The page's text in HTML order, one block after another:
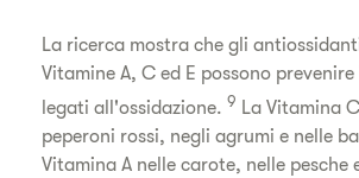
La ricerca mostra che gli
Vitamine A, C ed E possono
legati all'ossidazione.9 La Vitamina
peperoni rossi, negli agrumi e nelle
Vitamina A nelle carote, nelle pesche